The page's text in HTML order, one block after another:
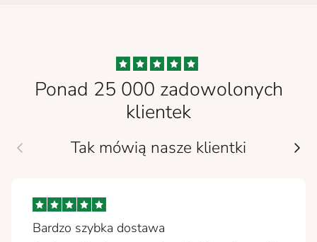
Ponad 25 000 zadowolonych
klientek
Tak mówią nasze klientki
Bardzo szybka dostawa